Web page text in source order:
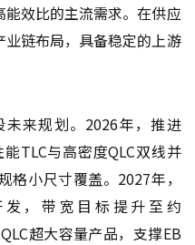
效比的主流需求。在供应
链布局，具备稳定的上游
来规划。2026年，推进
TLC与高密度QLC双线并
小尺寸覆盖。2027年，
发，带宽目标提升至约
超大容量产品，支撑EB